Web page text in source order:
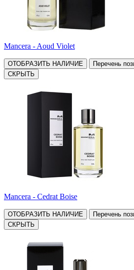
Mancera - Aoud Violet
ОТОБРАЗИТЬ НАЛИЧИЕ
Перечень
СКРЫТЬ
Mancera - Cedrat Boise
ОТОБРАЗИТЬ НАЛИЧИЕ
Перечень
СКРЫТЬ